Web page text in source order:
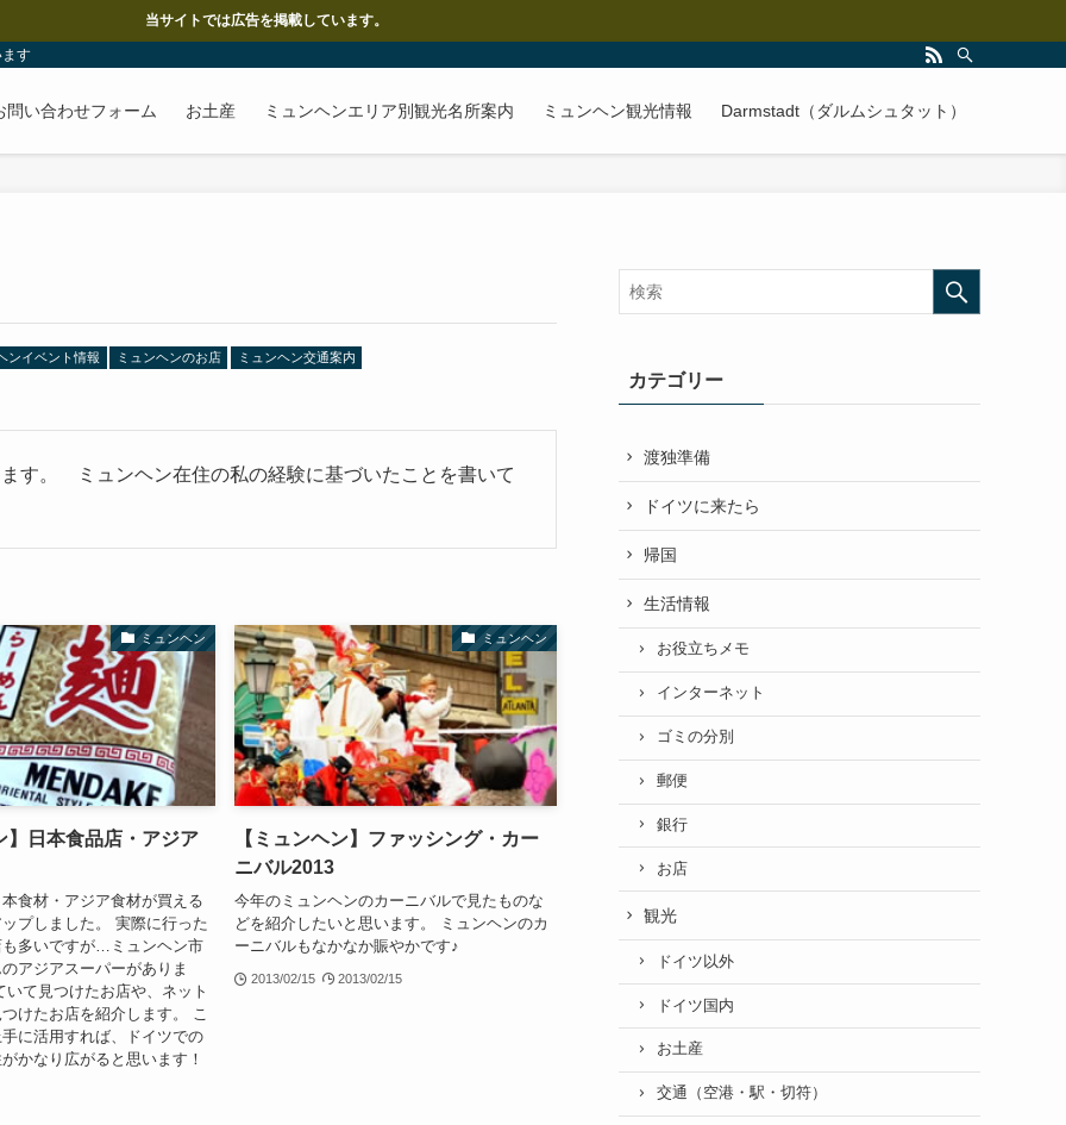
当サイトでは広告を掲載しています。
す
問い合わせフォーム お土産 ミュンヘンエリア別観光名所案内 ミュンヘン観光情報 Darmstadt（ダルムシュタット）
ンイベント情報 ミュンヘンのお店 ミュンヘン交通案内
す。 ミュンヘン在住の私の経験に基づいたことを書いて
ミュンヘン
】日本食品店・アジア
食材・アジア食材が買える
プしました。 実際に行った
多いですが…ミュンヘン市
アジアスーパーがありま
いて見つけたお店や、ネット
けたお店を紹介します。 こ
に活用すれば、ドイツでの
かなり広がると思います！
ミュンヘン
【ミュンヘン】ファッシング・カー
ニバル2013
今年のミュンヘンのカーニバルで見たものな
どを紹介したいと思います。 ミュンヘンのカ
ーニバルもなかなか賑やかです♪
2013/02/15 2013/02/15
カテゴリー
渡独準備
ドイツに来たら
帰国
生活情報
お役立ちメモ
インターネット
ゴミの分別
郵便
銀行
お店
観光
ドイツ以外
ドイツ国内
お土産
交通（空港・駅・切符）